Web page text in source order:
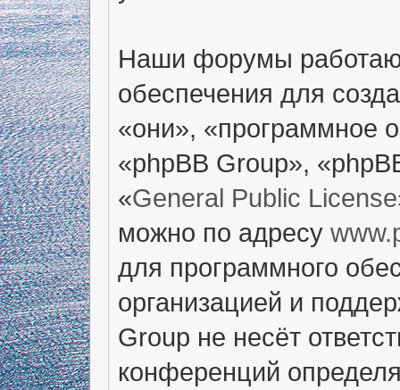
Наши форумы
обеспечения для
«они», «программное
«phpBB Group»,
«General Public License
можно по адресу
для программного
организацией и
Group не несёт
конференций